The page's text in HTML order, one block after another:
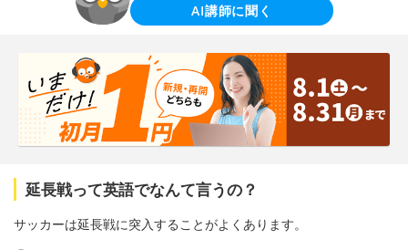
AI講師に聞く
延長戦って英語でなんて言うの？
サッカーは延長戦に突入することがよくあります。